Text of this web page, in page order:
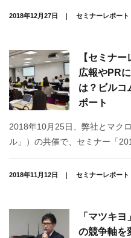
2018年12月27日 セミナーレポート
【セミナ
広報やPR
は？ビルコ
ポート
2018年10月25日、弊社とマク
ル」）の共催で、セミナー「
2018年11月12日 セミナーレポート
「マツキ
の競争軸を